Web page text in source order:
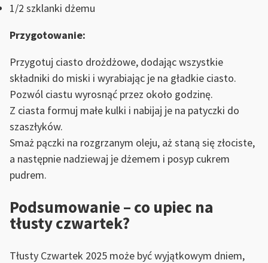
1/2 szklanki dżemu
Przygotowanie:
Przygotuj ciasto drożdżowe, dodając wszystkie
składniki do miski i wyrabiając je na gładkie ciasto.
Pozwól ciastu wyrosnąć przez około godzinę.
Z ciasta formuj małe kulki i nabijaj je na patyczki do
szaszłyków.
Smaż pączki na rozgrzanym oleju, aż staną się złociste,
a następnie nadziewaj je dżemem i posyp cukrem
pudrem.
Podsumowanie – co upiec na
tłusty czwartek?
Tłusty Czwartek 2025 może być wyjątkowym dniem,